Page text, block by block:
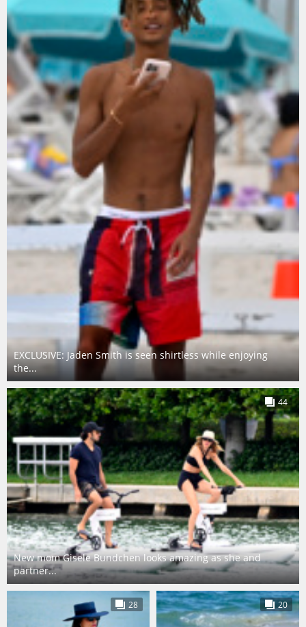
EXCLUSIVE: Jaden Smith is seen shirtless while enjoying
the...
New mom Gisele Bundchen looks amazing as she and
partner...
44
28 20